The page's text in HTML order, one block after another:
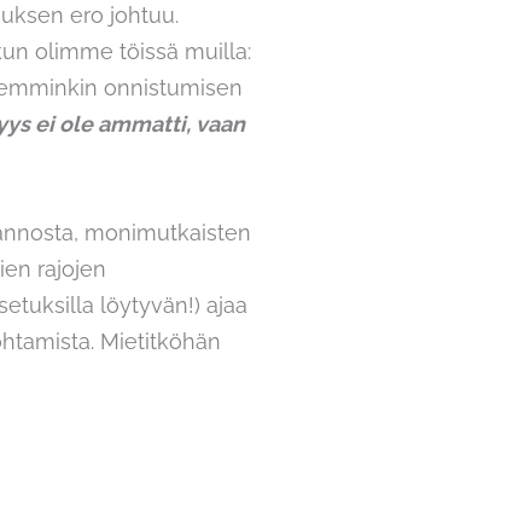
ero johtuu.
olimme töissä muilla:
onnistumisen
ei ole ammatti, vaan
monimutkaisten
rajojen
löytyvän!) ajaa
Mietitköhän